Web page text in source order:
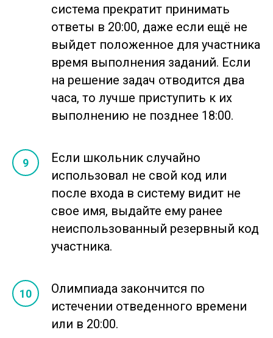
система прекратит принимать
ответы в 20:00, даже если ещё не
выйдет положенное для участника
время выполнения заданий. Если
на решение задач отводится два
часа, то лучше приступить к их
выполнению не позднее 18:00.
Если школьник случайно
использовал не свой код или
после входа в систему видит не
свое имя, выдайте ему ранее
неиспользованный резервный код
участника.
Олимпиада закончится по
истечении отведенного времени
или в 20:00.